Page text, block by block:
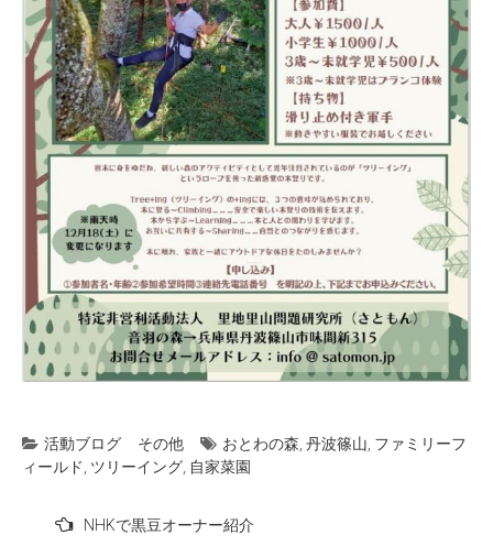
活動ブログ その他 おとわの森, 丹波篠山, ファミリーフ
ィールド, ツリーイング, 自家菜園
NHKで黒豆オーナー紹介